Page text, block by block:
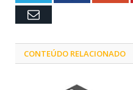
Email
CONTEÚDO RELACIONADO